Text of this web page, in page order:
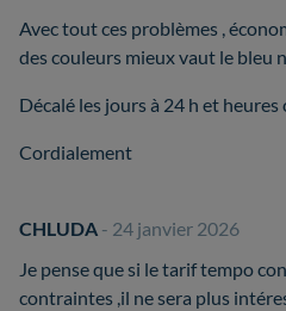
Avec tout ces problèmes ,
des couleurs mieux vaut le bleu
Décalé les jours à 24 h et
Cordialement
CHLUDA - 24 janvier 2026
Je pense que si le tarif tempo
contraintes ,il ne sera plus